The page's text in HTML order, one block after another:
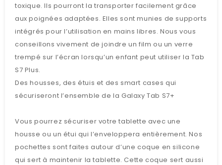
toxique. Ils pourront la transporter facilement grâce
aux poignées adaptées. Elles sont munies de supports
intégrés pour l’utilisation en mains libres. Nous vous
conseillons vivement de joindre un film ou un verre
trempé sur l’écran lorsqu’un enfant peut utiliser la Tab
S7 Plus.
Des housses, des étuis et des smart cases qui
sécuriseront l’ensemble de la Galaxy Tab S7+
Vous pourrez sécuriser votre tablette avec une
housse ou un étui qui l’enveloppera entièrement. Nos
pochettes sont faites autour d’une coque en silicone
qui sert à maintenir la tablette. Cette coque sert aussi